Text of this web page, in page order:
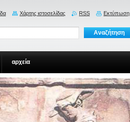
αρχεία
Χάρτης ιστοσελίδας RSS Εκτύπωση